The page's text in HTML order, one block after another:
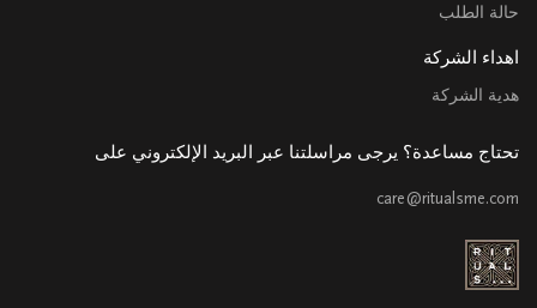
حالة الطلب
اهداء الشركة
هدية الشركة
تحتاج مساعدة؟ يرجى مراسلتنا عبر البريد الإلكتروني على
care@ritualsme.com